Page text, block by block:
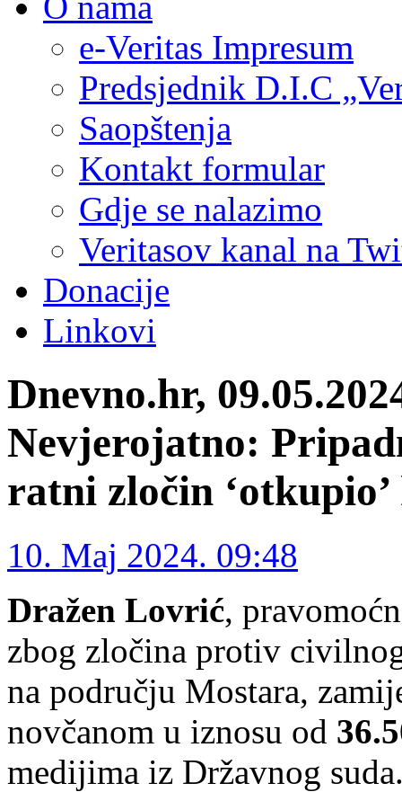
e-Veritas Impresum
Predsjednik D.I.C
Saopštenja
Kontakt formular
Gdje se nalazimo
Veritasov kanal na
Donacije
Linkovi
Dnevno.hr,
Nevjerojatno:
ratni zločin
10. Maj 2024. 09:48
Dražen Lovrić,
zbog zločina protiv
na području Mostara,
novčanom u iznosu od
medijima iz Državnog